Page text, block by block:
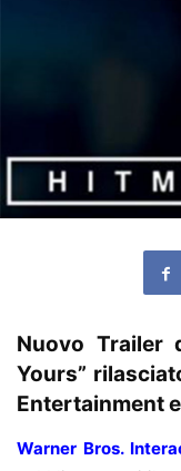
Nuovo Trailer
Yours”
Entertainment
Warner Bros.